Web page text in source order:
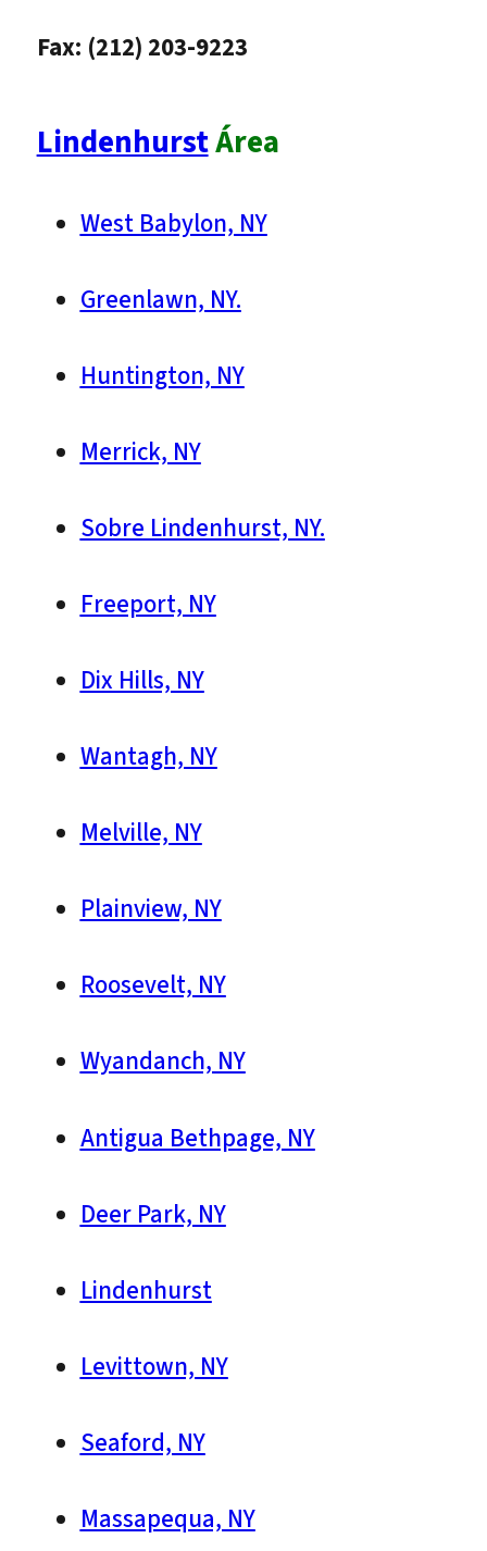
Fax: (212) 203-9223
LindenhurstÁrea
West Babylon, NY
Greenlawn, NY.
Huntington, NY
Merrick, NY
Sobre Lindenhurst, NY.
Freeport, NY
Dix Hills, NY
Wantagh, NY
Melville, NY
Plainview, NY
Roosevelt, NY
Wyandanch, NY
Antigua Bethpage, NY
Deer Park, NY
Lindenhurst
Levittown, NY
Seaford, NY
Massapequa, NY